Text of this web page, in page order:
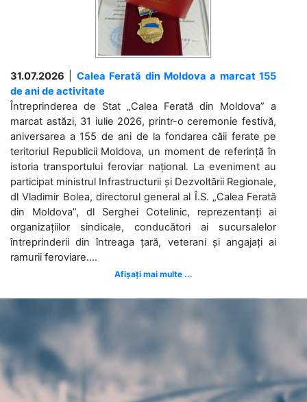
31.07.2026
Calea Ferată din Moldova a marcat 155
de ani de activitate
Întreprinderea de Stat „Calea Ferată din Moldova” a
marcat astăzi, 31 iulie 2026, printr-o ceremonie festivă,
aniversarea a 155 de ani de la fondarea căii ferate pe
teritoriul Republicii Moldova, un moment de referință în
istoria transportului feroviar național. La eveniment au
participat ministrul Infrastructurii și Dezvoltării Regionale,
dl Vladimir Bolea, directorul general al Î.S. „Calea Ferată
din Moldova”, dl Serghei Cotelinic, reprezentanți ai
organizațiilor sindicale, conducători ai sucursalelor
întreprinderii din întreaga țară, veterani și angajați ai
ramurii feroviare....
Afișați mai multe ...